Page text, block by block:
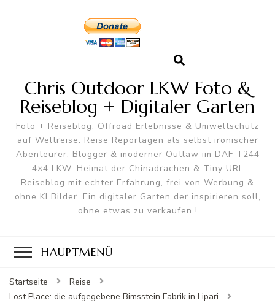
Chris Outdoor LKW Foto &
Reiseblog + Digitaler Garten
Foto + Reiseblog, Offroad Erlebnisse & Umweltschutz
auf Weltreise. Reise Reportagen als selbst ironischer
Abenteurer, Blogger & moderner Outlaw im DAF T244
4×4 LKW. Heimat der Chinadrachen & Tiny URL
Reiseblog mit echter Erfahrung, frei von Werbung &
ohne KI Bilder. Ein digitaler Garten der inspirieren soll,
ohne etwas zu verkaufen !
HAUPTMENÜ
Startseite
Reise
Lost Place: die aufgegebene Bimsstein Fabrik in Lipari